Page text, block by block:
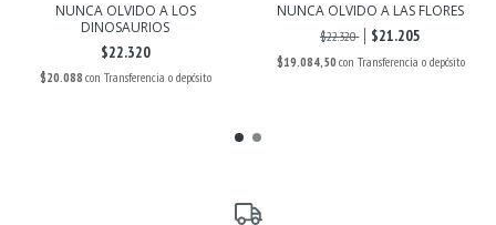
NUNCA OLVIDO A LOS
DINOSAURIOS
$22.320
$20.088 con Transferencia o depósito
NUNCA OLVIDO A LAS FLORES
$22.320 $21.205
$19.084,50 con Transferencia o depósito